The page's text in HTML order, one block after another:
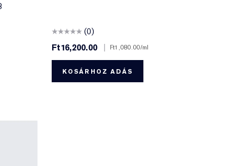
(0)
Ft16,200.00
Ft1,080.00/ml
KOSÁRHOZ ADÁS